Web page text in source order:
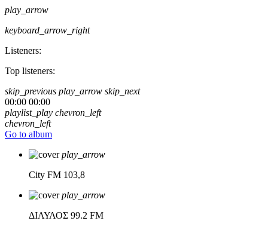
play_arrow
keyboard_arrow_right
Listeners:
Top listeners:
skip_previous play_arrow skip_next
00:00 00:00
playlist_play chevron_left
chevron_left
Go to album
play_arrow
City FM 103,8
play_arrow
ΔΙΑΥΛΟΣ 99.2 FM